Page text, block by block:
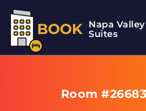
BOOK Napa
Suites
Room